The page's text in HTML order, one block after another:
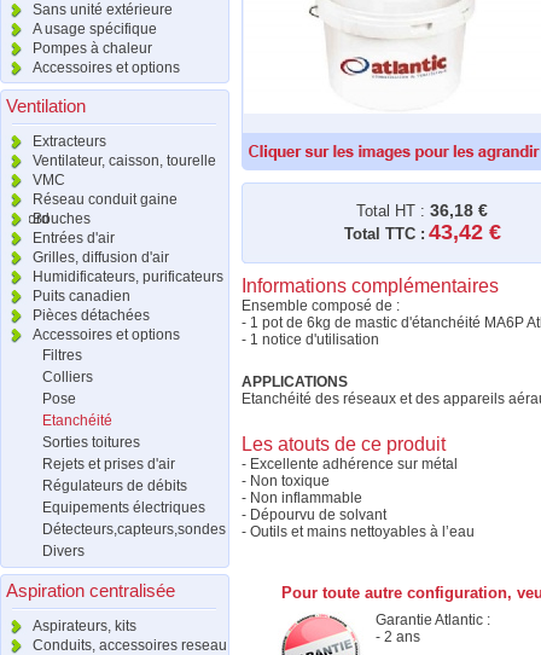
Sans unité extérieure
A usage spécifique
Pompes à chaleur
Accessoires et options
Ventilation
Extracteurs
Ventilateur, caisson, tourelle
VMC
Réseau conduit gaine
raccordBouches
Entrées d'air
Grilles, diffusion d'air
Humidificateurs, purificateurs
Puits canadien
Pièces détachées
Accessoires et options
Filtres
Colliers
Pose
Etanchéité
Sorties toitures
Rejets et prises d'air
Régulateurs de débits
Equipements électriques
Détecteurs,capteurs,sondes
Divers
Aspiration centralisée
Aspirateurs, kits
Conduits, accessoires reseau
Total HT : 36,18 €
Total TTC : 43,42 €
Informations complémentaires
Ensemble composé de :
- 1 pot de 6kg de mastic d'étanchéité MA6P
- 1 notice d'utilisation
APPLICATIONS
Etanchéité des réseaux et des appareils
Les atouts de ce produit
- Excellente adhérence sur métal
- Non toxique
- Non inflammable
- Dépourvu de solvant
- Outils et mains nettoyables à l’eau
Pour toute autre configuration,
Garantie Atlantic :
- 2 ans